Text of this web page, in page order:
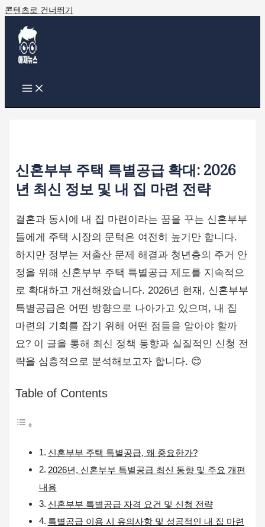
콘텐츠로 건너뛰기
신혼부부 주택 특별공급 확대: 2026
년 최신 정보 및 내 집 마련 전략
결혼과 동시에 내 집 마련이라는 꿈을 꾸는 신혼부부
들에게 주택 시장의 문턱은 여전히 높기만 합니다.
하지만 정부는 저출산 문제 해결과 청년층의 주거 안
정을 위해 신혼부부 주택 특별공급 제도를 지속적으
로 확대하고 개선해왔습니다. 2026년 현재, 신혼부부
특별공급은 어떤 방향으로 나아가고 있으며, 내 집
마련의 기회를 잡기 위해 어떤 점들을 알아야 할까
요? 이 글을 통해 최신 정책 동향과 실질적인 신청 전
략을 심층적으로 분석해보고자 합니다. 😊
Table of Contents
신혼부부 주택 특별공급, 왜 중요한가?
2026년, 신혼부부 특별공급 최신 동향 및 주요 개편
내용
신혼부부 특별공급 자격 요건 및 신청 전략
특별공급 이용 시 유의사항 및 성공적인 내 집 마련